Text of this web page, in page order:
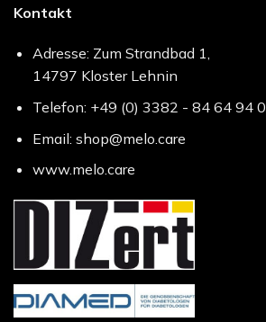
Kontakt
Adresse: Zum Strandbad 1,
14797 Kloster Lehnin
Telefon: +49 (0) 3382 - 84 64 94 0
Email: shop@melo.care
www.melo.care